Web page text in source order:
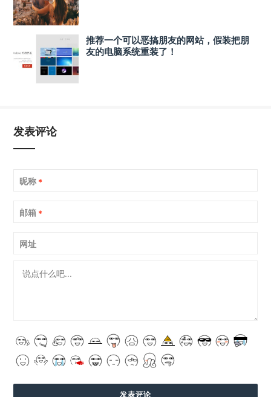
推荐一个可以恶搞朋友的网站，假装把朋
友的电脑系统重装了！
发表评论
昵称 *
邮箱 *
网址